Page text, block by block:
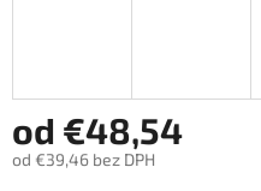
od €48,54
od €39,46 bez DPH